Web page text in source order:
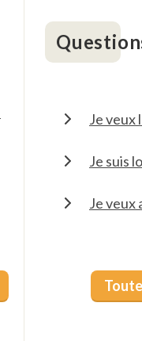
Je veux
Je suis
Je veux